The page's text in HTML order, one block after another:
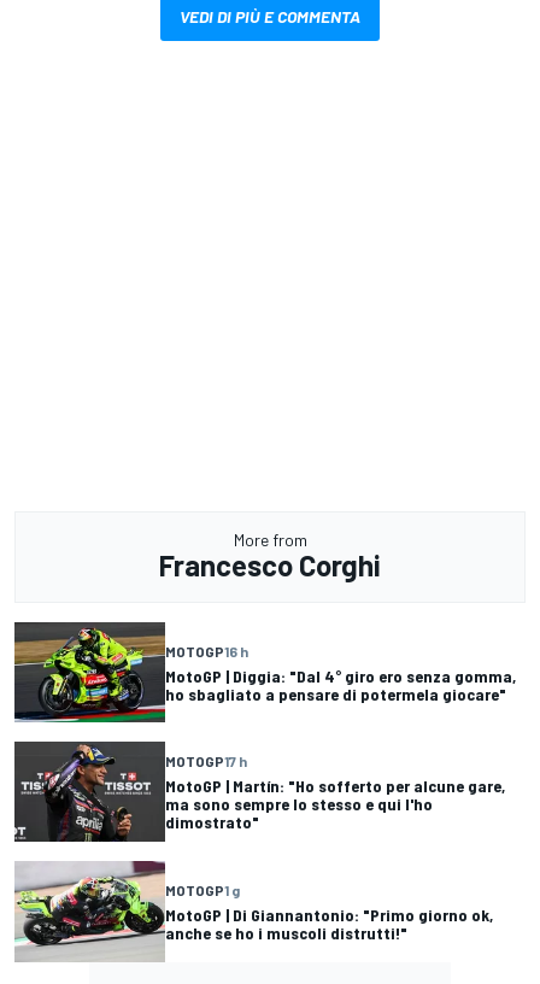
VEDI DI PIÙ E COMMENTA
More from
Francesco Corghi
MOTOGP16 h
MotoGP | Diggia: "Dal 4° giro ero senza gomma,
ho sbagliato a pensare di potermela giocare"
MOTOGP17 h
MotoGP | Martín: "Ho sofferto per alcune gare,
ma sono sempre lo stesso e qui l'ho
dimostrato"
MOTOGP1 g
MotoGP | Di Giannantonio: "Primo giorno ok,
anche se ho i muscoli distrutti!"